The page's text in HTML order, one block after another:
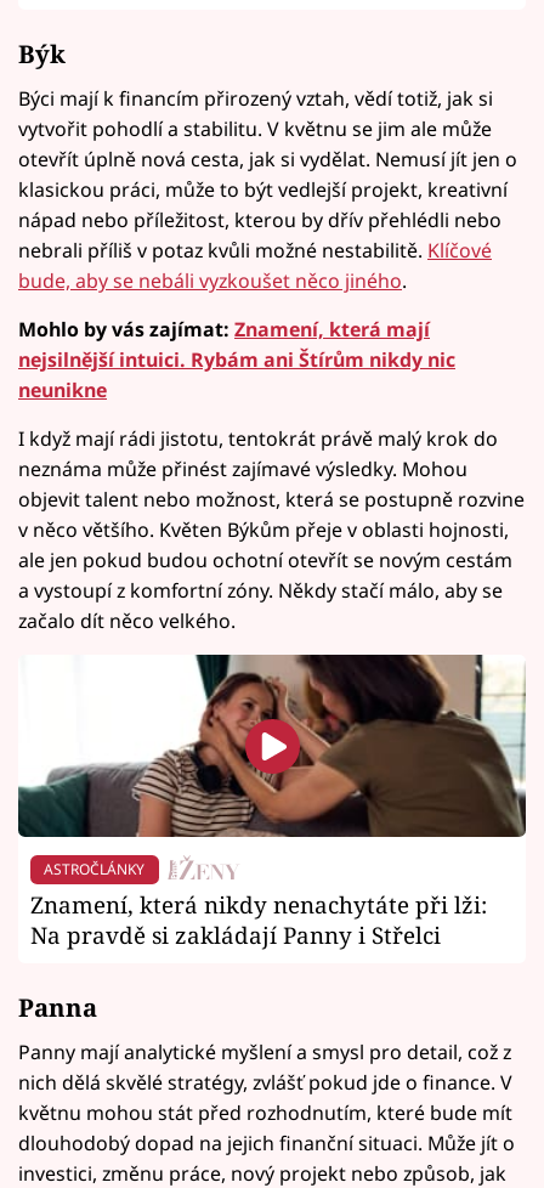
Býk
Býci mají k financím přirozený vztah, vědí totiž, jak si
vytvořit pohodlí a stabilitu. V květnu se jim ale může
otevřít úplně nová cesta, jak si vydělat. Nemusí jít jen o
klasickou práci, může to být vedlejší projekt, kreativní
nápad nebo příležitost, kterou by dřív přehlédli nebo
nebrali příliš v potaz kvůli možné nestabilitě. Klíčové
bude, aby se nebáli vyzkoušet něco jiného.
Mohlo by vás zajímat: Znamení, která mají
nejsilnější intuici. Rybám ani Štírům nikdy nic
neunikne
I když mají rádi jistotu, tentokrát právě malý krok do
neznáma může přinést zajímavé výsledky. Mohou
objevit talent nebo možnost, která se postupně rozvine
v něco většího. Květen Býkům přeje v oblasti hojnosti,
ale jen pokud budou ochotní otevřít se novým cestám
a vystoupí z komfortní zóny. Někdy stačí málo, aby se
začalo dít něco velkého.
ASTROČLÁNKY
Znamení, která nikdy nenachytáte při lži:
Na pravdě si zakládají Panny i Střelci
Panna
Panny mají analytické myšlení a smysl pro detail, což z
nich dělá skvělé stratégy, zvlášť pokud jde o finance. V
květnu mohou stát před rozhodnutím, které bude mít
dlouhodobý dopad na jejich finanční situaci. Může jít o
investici, změnu práce, nový projekt nebo způsob, jak